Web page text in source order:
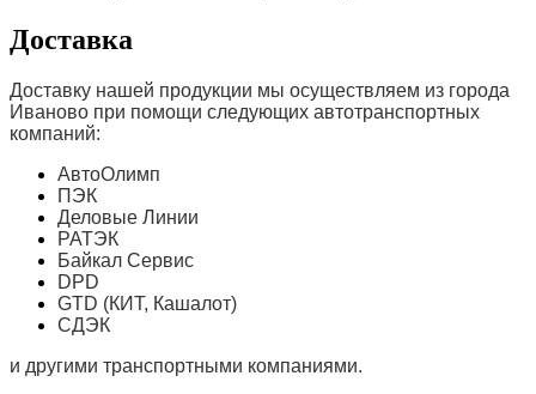
Доставка
Доставку нашей продукции мы осуществляем из города
Иваново при помощи следующих автотранспортных
компаний:
АвтоОлимп
ПЭК
Деловые Линии
РАТЭК
Байкал Сервис
DPD
GTD (КИТ, Кашалот)
СДЭК
и другими транспортными компаниями.